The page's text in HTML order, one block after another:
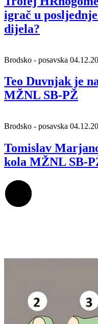
igrač u
dijela?
Brodsko - posavska
Teo Duvnjak je
MŽNL SB-PŽ
Brodsko - posavska
Tomislav
kola MŽNL SB-